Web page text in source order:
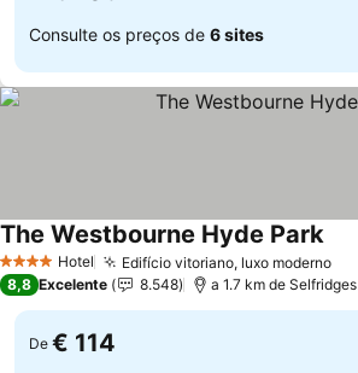
Consulte os preços de 6 sites
4 EstrelasHotel Edifício vitoriano, luxo moderno
The Westbourne Hyde Park
8,8 Excelente 8.548 a 1.7 km de Selfridges
De € 114